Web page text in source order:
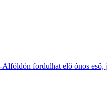
fordulhat elő ónos